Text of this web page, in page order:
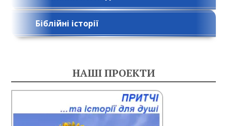
Біблійні історії
НАШІ ПРОЕКТИ